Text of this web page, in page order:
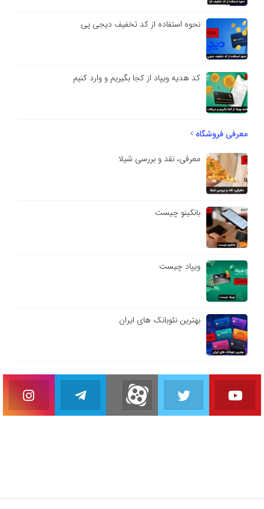
نحوه استفاده از کد تخفیف دیجی پی
کد هدیه ویپاد از کجا بگیریم و وارد کنیم
معرفی فروشگاه
معرفی، نقد و بررسی شیلا
بانکینو چیست
ویپاد چیست
بهترین نئوبانک های ایران